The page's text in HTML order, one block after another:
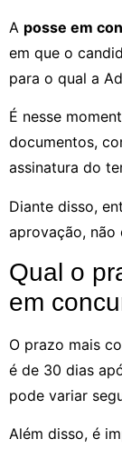
A posse em
em que o
para o qual a
É nesse
documentos,
assinatura do
Diante disso,
aprovação, não
Qual o
em
O prazo mais
é de 30 dias
pode variar
Além disso, é